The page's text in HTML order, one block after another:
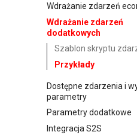
Wdrażanie zdarzeń
Wdrażanie zdarzeń
dodatkowych
Szablon skryptu
Przykłady
Dostępne zdarzenia i
parametry
Parametry dodatkowe
Integracja S2S